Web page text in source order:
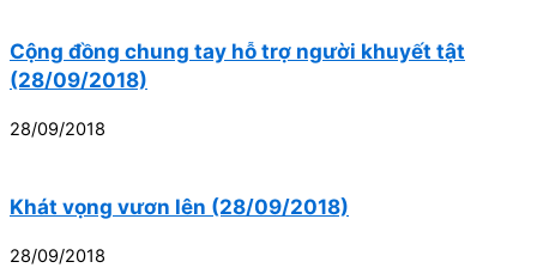
Cộng đồng chung tay hỗ trợ người khuyết tật
(28/09/2018)
28/09/2018
Khát vọng vươn lên (28/09/2018)
28/09/2018